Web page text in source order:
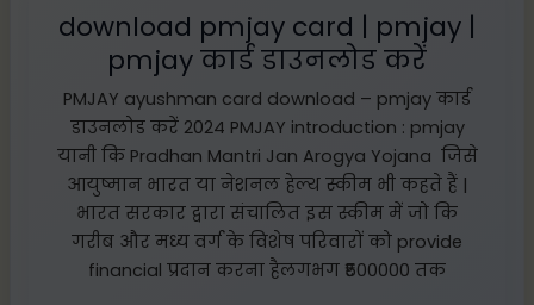
download pmjay card | pmjay |
pmjay कार्ड डाउनलोड करें
PMJAY ayushman card download – pmjay कार्ड
डाउनलोड करें 2024 PMJAY introduction : pmjay
यानी कि Pradhan Mantri Jan Arogya Yojana जिसे
आयुष्मान भारत या नेशनल हेल्थ स्कीम भी कहते हैं |
भारत सरकार द्वारा संचालित इस स्कीम में जो कि
गरीब और मध्य वर्ग के विशेष परिवारों को provide
financial प्रदान करना हैलगभग ₹500000 तक
card
|
pmjay
|
pmjay
कार्ड
डाउनलोड
करें